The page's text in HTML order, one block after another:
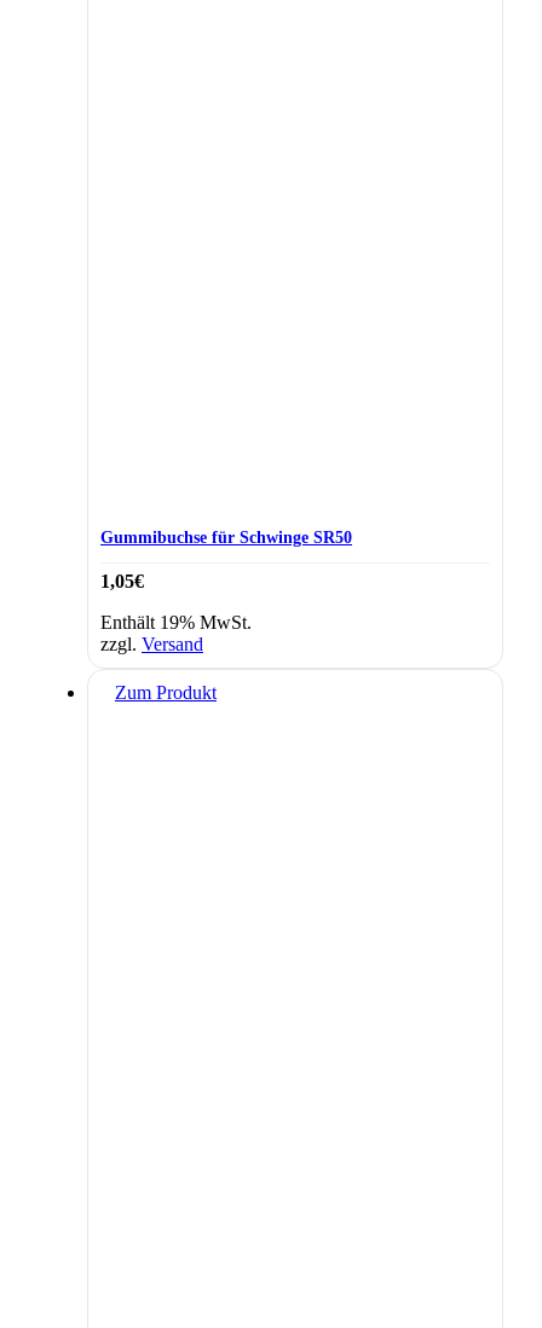
Gummibuchse für Schwinge SR50
1,05€
Enthält 19% MwSt.
zzgl. Versand
Zum Produkt